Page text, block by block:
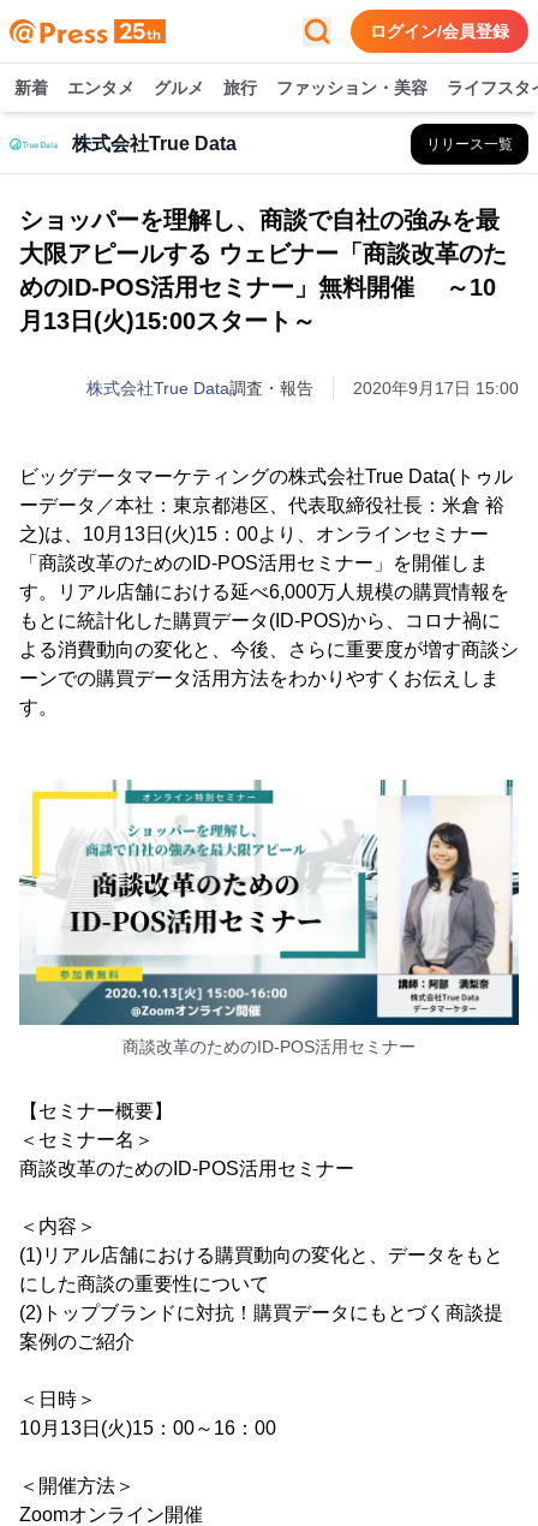
ログイン/会員登録
新着 エンタメ グルメ 旅行 ファッション・美容 ライフスタ
株式会社True Data リリース一覧
ショッパーを理解し、商談で自社の強みを最
大限アピールする ウェビナー「商談改革のた
めのID-POS活用セミナー」無料開催 ～10
月13日(火)15:00スタート～
株式会社True Data調査・報告 2020年9月17日 15:00
ビッグデータマーケティングの株式会社True Data(トゥル
ーデータ／本社：東京都港区、代表取締役社長：米倉 裕
之)は、10月13日(火)15：00より、オンラインセミナー
「商談改革のためのID-POS活用セミナー」を開催しま
す。リアル店舗における延べ6,000万人規模の購買情報を
もとに統計化した購買データ(ID-POS)から、コロナ禍に
よる消費動向の変化と、今後、さらに重要度が増す商談シ
ーンでの購買データ活用方法をわかりやすくお伝えしま
す。
商談改革のためのID-POS活用セミナー
【セミナー概要】
＜セミナー名＞
商談改革のためのID-POS活用セミナー
＜内容＞
(1)リアル店舗における購買動向の変化と、データをもと
にした商談の重要性について
(2)トップブランドに対抗！購買データにもとづく商談提
案例のご紹介
＜日時＞
10月13日(火)15：00～16：00
＜開催方法＞
Zoomオンライン開催